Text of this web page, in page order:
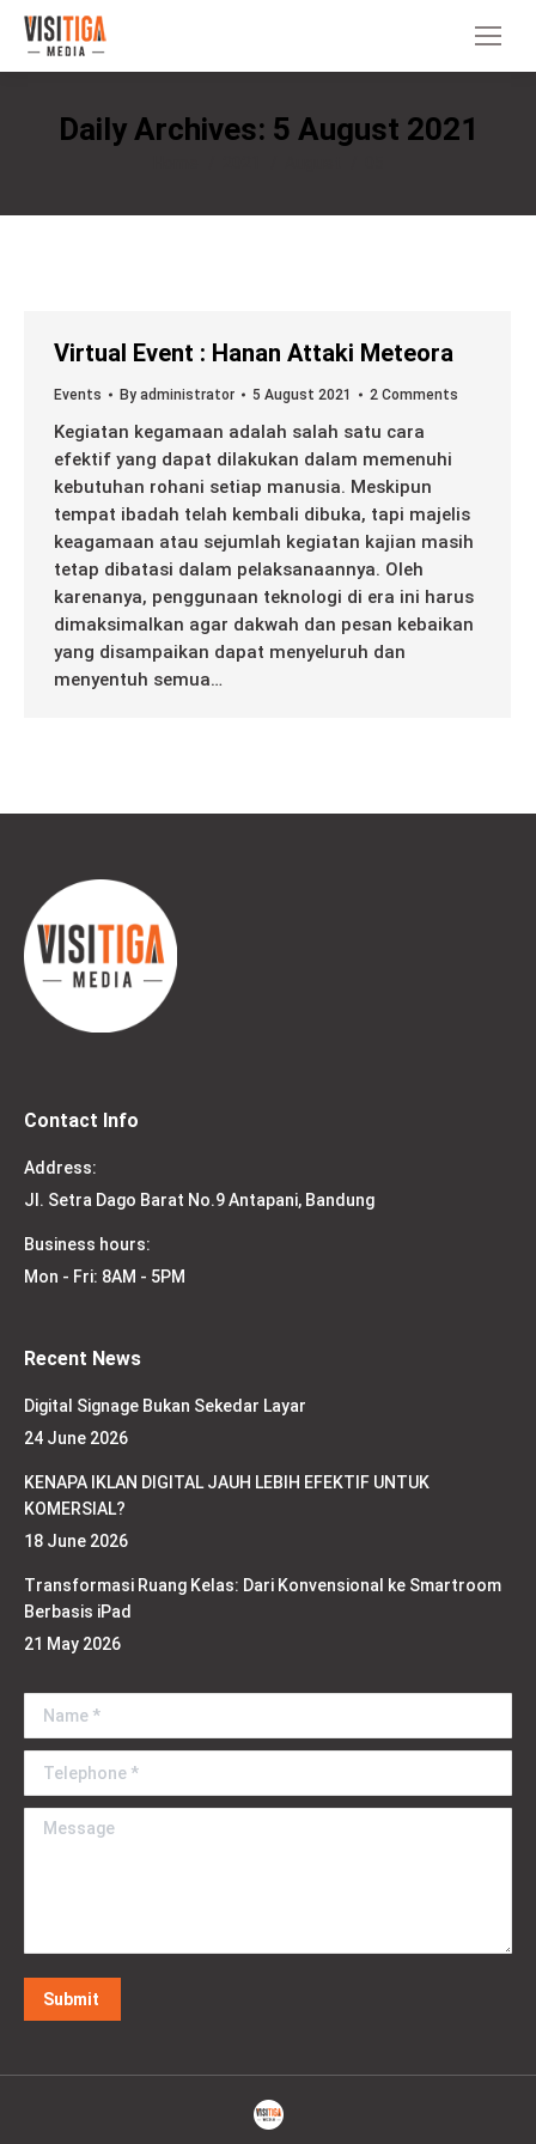
Daily Archives: 5 August 2021
Virtual Event : Hanan Attaki Meteora
Events By administrator 5 August 2021 2 Comments
Kegiatan kegamaan adalah salah satu cara
efektif yang dapat dilakukan dalam memenuhi
kebutuhan rohani setiap manusia. Meskipun
tempat ibadah telah kembali dibuka, tapi majelis
keagamaan atau sejumlah kegiatan kajian masih
tetap dibatasi dalam pelaksanaannya. Oleh
karenanya, penggunaan teknologi di era ini harus
dimaksimalkan agar dakwah dan pesan kebaikan
yang disampaikan dapat menyeluruh dan
menyentuh semua…
Contact Info
Address:
Jl. Setra Dago Barat No.9 Antapani, Bandung
Business hours:
Mon - Fri: 8AM - 5PM
Recent News
Digital Signage Bukan Sekedar Layar
24 June 2026
KENAPA IKLAN DIGITAL JAUH LEBIH EFEKTIF UNTUK
KOMERSIAL?
18 June 2026
Transformasi Ruang Kelas: Dari Konvensional ke Smartroom
Berbasis iPad
21 May 2026
Name *
Telephone *
Message
Submit